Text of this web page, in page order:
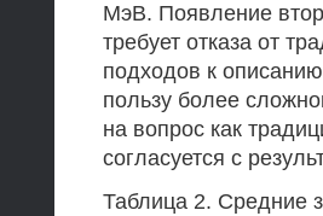
МэВ. Появление
требует отказа от
подходов к
пользу более
на вопрос как
согласуется с
Таблица 2. Средние